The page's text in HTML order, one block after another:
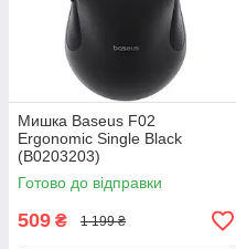
Мишка Baseus F02
Ergonomic Single Black
(B0203203)
Готово до відправки
509 ₴ 1 199 ₴